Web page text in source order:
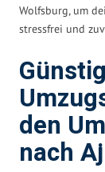
Wolfsburg, um
stressfrei und
den
nach